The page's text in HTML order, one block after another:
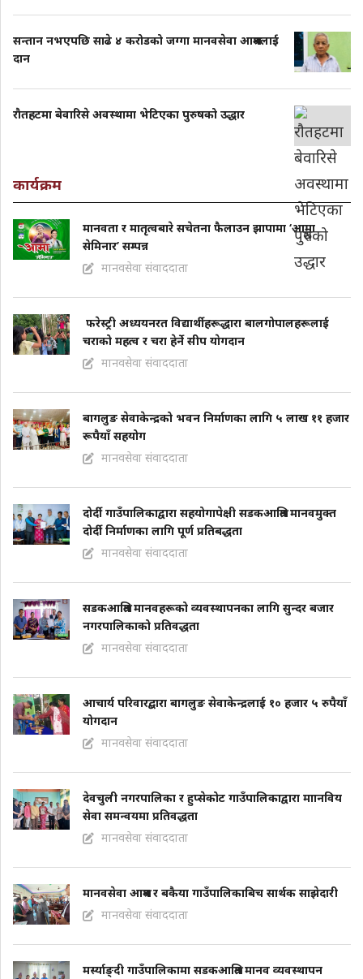
सन्तान नभएपछि साढे ४ करोडको जग्गा मानवसेवा आश्रमलाई
दान
राैतहटमा बेवारिसे अवस्थामा भेटिएका पुरुषको उद्धार
कार्यक्रम
मानवता र मातृत्वबारे सचेतना फैलाउन झापामा ‘आमा
सेमिनार’ सम्पन्न
मानवसेवा संवाददाता
फरेस्ट्री अध्ययनरत विद्यार्थीहरूद्धारा बालगोपालहरूलाई
चराको महत्व र चरा हेर्ने सीप याेगदान
मानवसेवा संवाददाता
बागलुङ सेवाकेन्द्रको भवन निर्माणका लागि ५ लाख ११ हजार
रूपैयाँ सहयोग
मानवसेवा संवाददाता
दोर्दी गाउँपालिकाद्वारा सहयोगापेक्षी सडकआश्रित मानवमुक्त
दोर्दी निर्माणका लागि पूर्ण प्रतिबद्धता
मानवसेवा संवाददाता
सडकआश्रित मानवहरूको व्यवस्थापनका लागि सुन्दर बजार
नगरपालिकाको प्रतिवद्धता
मानवसेवा संवाददाता
आचार्य परिवारद्बारा बागलुङ सेवाकेन्द्रलाई १० हजार ५ रुपैयाँ
योगदान
मानवसेवा संवाददाता
देवचुली नगरपालिका र हुप्सेकोट गाउँपालिकाद्वारा माानविय
सेवा समन्वयमा प्रतिवद्धता
मानवसेवा संवाददाता
मानवसेवा आश्रम र बकैया गाउँपालिकाबिच सार्थक साझेदारी
मानवसेवा संवाददाता
मर्स्याङ्दी गाउँपालिकामा सडकआश्रित मानव व्यवस्थापन